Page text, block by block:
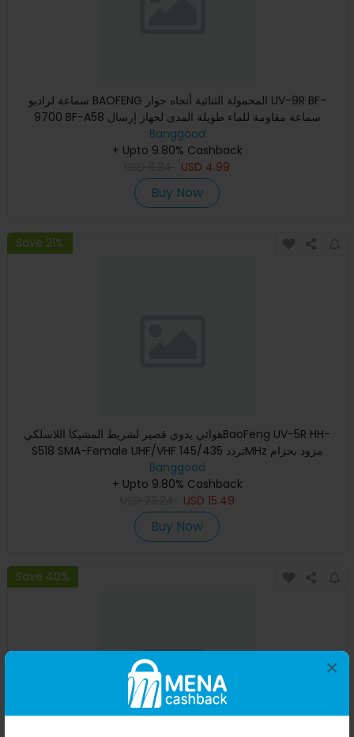
×
سماعة لراديو BAOFENG المحمولة الثنائية أتجاه حوار UV-9R BF-
9700 BF-A58 سماعة مقاومة للماء طويلة المدى لجهاز إرسال
واستقب
Banggood
+ Upto 9.80% Cashback
USD 4.99
Buy Now
Save 21%
هوائي يدوي قصير لشريط المشيکا اللاسلكيBaoFeng UV-5R HH-
S518 SMA-Female UHF/VHF تردد 145/435MHz مزود بحزام
Baofeng اكسسوا
Banggood
+ Upto 9.80% Cashback
USD 15.49
Buy Now
Save 40%